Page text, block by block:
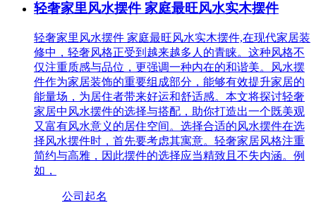
轻奢家里风水摆件 家庭最旺风水实木摆件
轻奢家里风水摆件 家庭最旺风水实木摆件,在现代家居装
修中，轻奢风格正受到越来越多人的青睐。这种风格不
仅注重质感与品位，更强调一种内在的和谐美。风水摆
件作为家居装饰的重要组成部分，能够有效提升家居的
能量场，为居住者带来好运和舒适感。本文将探讨轻奢
家居中风水摆件的选择与搭配，助你打造出一个既美观
又富有风水意义的居住空间。选择合适的风水摆件在选
择风水摆件时，首先要考虑其寓意。轻奢家居风格注重
简约与高雅，因此摆件的选择应当精致且不失内涵。例
如，
公司起名